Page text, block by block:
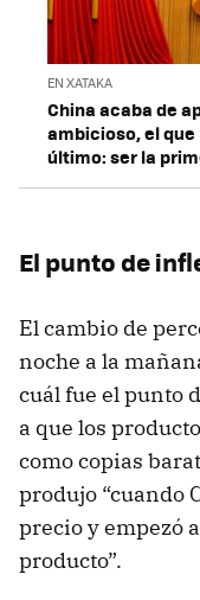
EN XATAKA
China acaba de
ambicioso, el
último: ser la
El punto de
El cambio de
noche a la
cuál fue el punto
a que los
como copias
produjo “cuando
precio y empezó
producto”.